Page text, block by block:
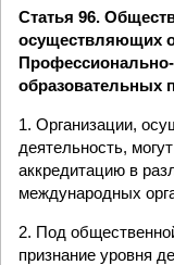
Статья 96.
осуществляющих
образовательных
1. Организации,
деятельность,
аккредитацию в
международных
2. Под
признание уровня